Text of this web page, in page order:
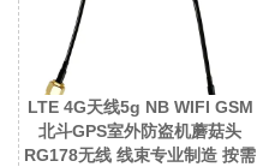
LTE 4G天线5g NB WIFI GSM
北斗GPS室外防盗机蘑菇头
RG178无线 线束专业制造 按需